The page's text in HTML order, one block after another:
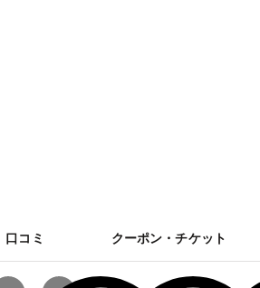
口コミ クーポン・チケット